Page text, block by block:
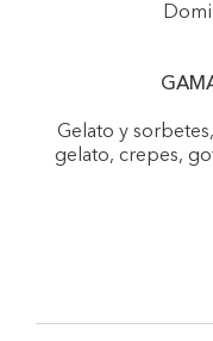
Gelato y
gelato, crepes,